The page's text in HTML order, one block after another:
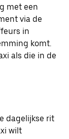
met een
via de
in
komt.
als die in de
dagelijkse rit
wilt